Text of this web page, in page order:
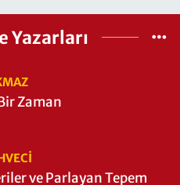
Yazarları
Zaman
ve Parlayan Tepem